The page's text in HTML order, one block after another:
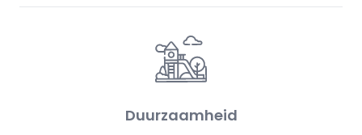
Duurzaamheid